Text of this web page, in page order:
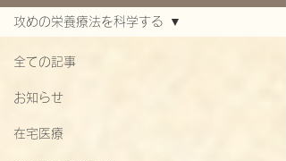
全ての記事
お知らせ
在宅医療
攻めの栄養療法を科学する